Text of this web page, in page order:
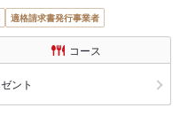
適格請求書発行事業者
コース
ント